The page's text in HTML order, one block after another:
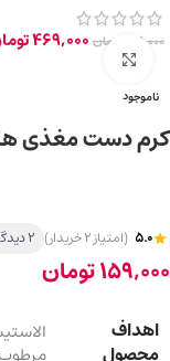
499,000 تومان 469,000
ناموجود
برای بزرگ‌نمایی
کرم دست مغذی هندکر حجم
5.0 (امتیاز 2 خریدار) 2 دیدگاه
159,000تومان
اهداف
محصول